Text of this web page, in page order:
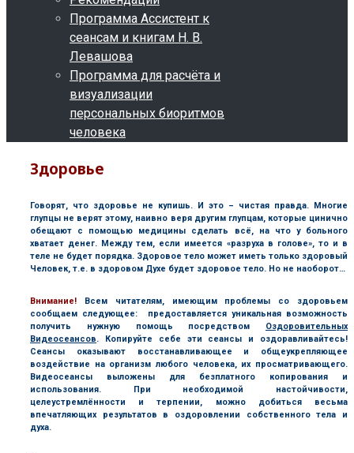
Программа Ассистент к
сеансам и книгам Н. В.
Левашова
Программа для расчёта и
визуализации
персональных биоритмов
человека
Здоровье
Говорят, что здоровье не купишь. И это – чистая правда. Многие
глупцы не верят этому, наивно веря другим глупцам, которые цинично
обещают с помощью медицины сделать всё, на что у больного
хватает денег. Между тем, если имеется «разруха в голове», то и в
теле не будет порядка. Здоровое тело может иметь только здоровый
Человек, т.е. в здоровом Духе будет здоровое тело. Но не наоборот…
Внимание! Всем читателям, имеющим проблемы со здоровьем
сообщаем следующее: предоставляется уникальная возможность
получить нужную помощь посредством Оздоровительных
Видеосеансов. Копируйте себе эти сеансы и оздоравливайтесь!
Сеансы оказывают восстанавливающее и общеукрепляющее
воздействие на организм любого человека, их просматривающего.
Видеосеансы выложены для безплатного копирования и
использования. При необходимой настойчивости,
целеустремлённости и терпении, можно добиться весьма
впечатляющих результатов в оздоровлении собственного тела и
духа.